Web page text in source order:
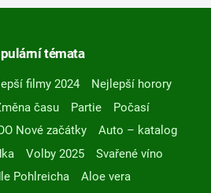
témata
filmy 2024
Nejlepší horory
času Partie
Počasí
Nové začátky
Auto – katalog
Volby 2025
Svařené víno
Pohlreicha
Aloe vera